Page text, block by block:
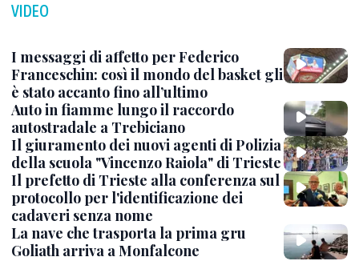
VIDEO
I messaggi di affetto per Federico
Franceschin: così il mondo del basket gli
è stato accanto fino all’ultimo
Auto in fiamme lungo il raccordo
autostradale a Trebiciano
Il giuramento dei nuovi agenti di Polizia
della scuola "Vincenzo Raiola" di Trieste
Il prefetto di Trieste alla conferenza sul
protocollo per l'identificazione dei
cadaveri senza nome
La nave che trasporta la prima gru
Goliath arriva a Monfalcone